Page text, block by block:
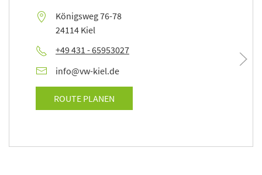
Königsweg 76-78
24114 Kiel
+49 431 - 65953027
info@vw-kiel.de
ROUTE PLANEN